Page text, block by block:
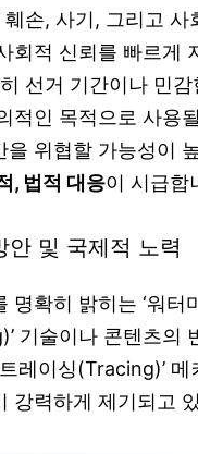
손, 사기, 그리고 사
회적 신뢰를 빠르게
선거 기간이나 민감
적인 목적으로 사용
을 위협할 가능성이
, 법적 대응이 시급합
안 및 국제적 노력
명확히 밝히는 ‘워터
기술이나 콘텐츠의
레이싱(Tracing)’ 메
강력하게 제기되고